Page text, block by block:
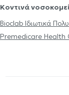
Κοντινά
Bioclab Ιδιωτικά
Premedicare Health